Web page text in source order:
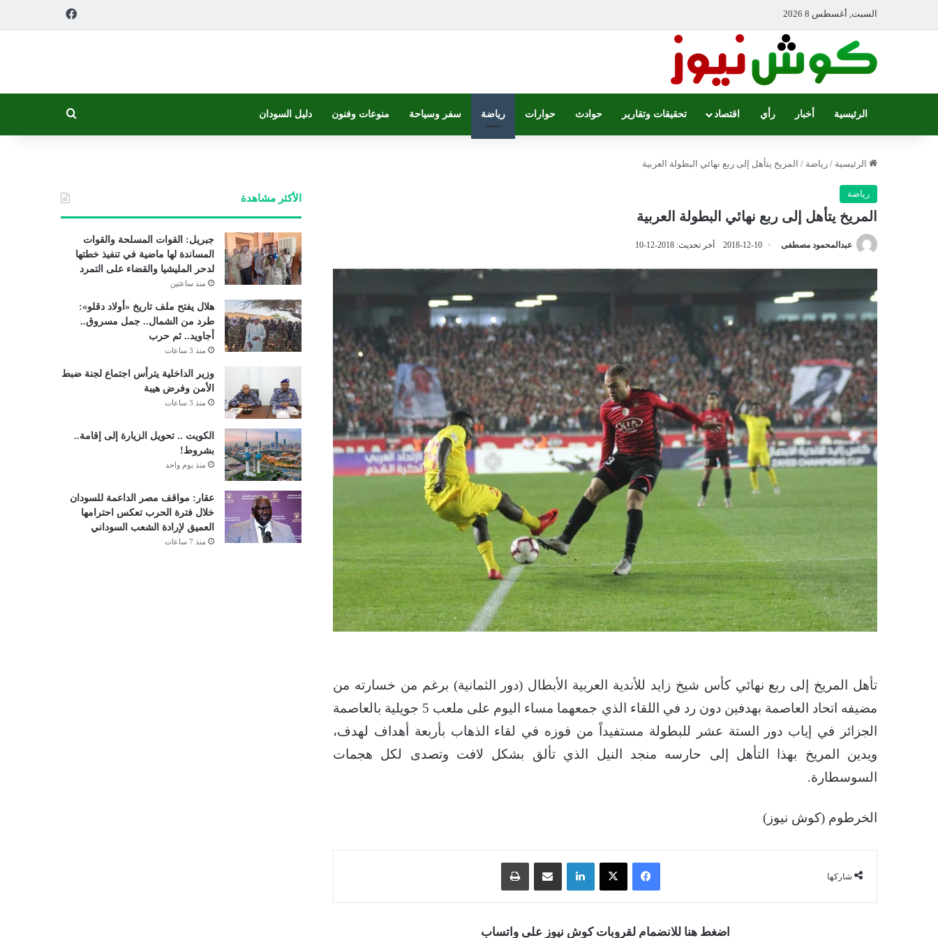
السبت, أغسطس 8 2026
الرئيسية أخبار رأي اقتصاد تحقيقات وتقارير حوادث حوارات رياضة سفر وسياحة منوعات وفنون دليل السودان
الرئيسية / رياضة / المريخ يتأهل إلى ربع نهائي البطولة العربية
رياضة
المريخ يتأهل إلى ربع نهائي البطولة العربية
عبدالمحمود مصطفى 2018-12-10 آخر تحديث: 2018-12-10
تأهل المريخ إلى ربع نهائي كأس شيخ زايد للأندية العربية الأبطال (دور الثمانية) برغم من خسارته من
مضيفه اتحاد العاصمة بهدفين دون رد في اللقاء الذي جمعهما مساء اليوم على ملعب 5 جويلية بالعاصمة
الجزائر في إياب دور الستة عشر للبطولة مستفيداً من فوزه في لقاء الذهاب بأربعة أهداف لهدف،
ويدين المريخ بهذا التأهل إلى حارسه منجد النيل الذي تألق بشكل لافت وتصدى لكل هجمات
السوسطارة.
الخرطوم (كوش نيوز)
شاركها
فيسبوك ‫X لينكدإن مشاركة عبر البريد
اضغط هنا للانضمام لقروبات كوش نيوز على واتساب
الأكثر مشاهدة
جبريل: القوات المسلحة والقوات
المساندة لها ماضية في تنفيذ خطتها
لدحر المليشيا والقضاء على التمرد
منذ ساعتين
هلال يفتح ملف تاريخ «أولاد دقلو»:
طرد من الشمال.. جمل مسروق..
أجاويد.. ثم حرب
منذ 3 ساعات
وزير الداخلية يترأس اجتماع لجنة ضبط
الأمن وفرض هيبة
منذ 3 ساعات
الكويت .. تحويل الزيارة إلى إقامة..
بشروط!
منذ يوم واحد
عقار: مواقف مصر الداعمة للسودان
خلال فترة الحرب تعكس احترامها
العميق لإرادة الشعب السوداني
منذ 7 ساعات